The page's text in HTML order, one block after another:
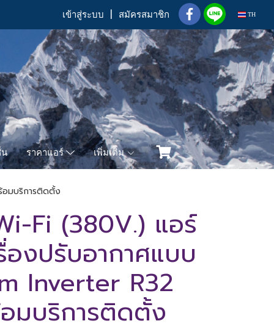
เข้าสู่ระบบ สมัครสมาชิก TH
น ราคาแอร์ เพิ่มเติม
อมบริการติดตั้ง
Fi (380V.) แอร์
องปรับอากาศแบบ
Inverter R32
มบริการติดตั้ง